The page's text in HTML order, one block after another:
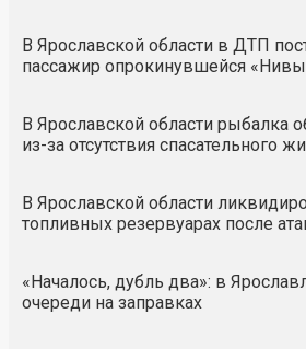
В Ярославской области в ДТП
пассажир опрокинувшейся
В Ярославской области рыбалка
из-за отсутствия спасательного
В Ярославской области
топливных резервуарах после
«Началось, дубль два»: в
очереди на заправках